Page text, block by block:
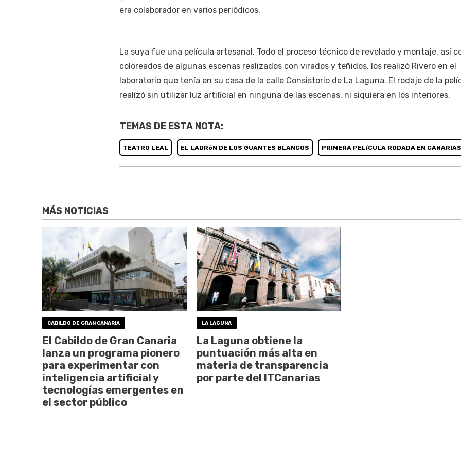
era colaborador en varios periódicos.
La suya fue una película artesanal. Todo el proceso técnico de revelado y montaje, así
coloreados de algunas escenas realizados con virados y teñidos, los realizó Rivero en el
laboratorio que tenía en su casa de la calle Consistorio de La Laguna. El rodaje de la
realizó sin utilizar luz artificial en ninguna de las escenas, ni siquiera en los interiores.
TEMAS DE ESTA NOTA:
TEATRO LEAL EL LADRóN DE LOS GUANTES BLANCOS PRIMERA PELíCULA RODADA EN CANARIAS
MÁS NOTICIAS
CABILDO DE GRAN CANARIA
El Cabildo de Gran Canaria
lanza un programa pionero
para experimentar con
inteligencia artificial y
tecnologías emergentes en
el sector público
LA LAGUNA
La Laguna obtiene la
puntuación más alta en
materia de transparencia
por parte del ITCanarias